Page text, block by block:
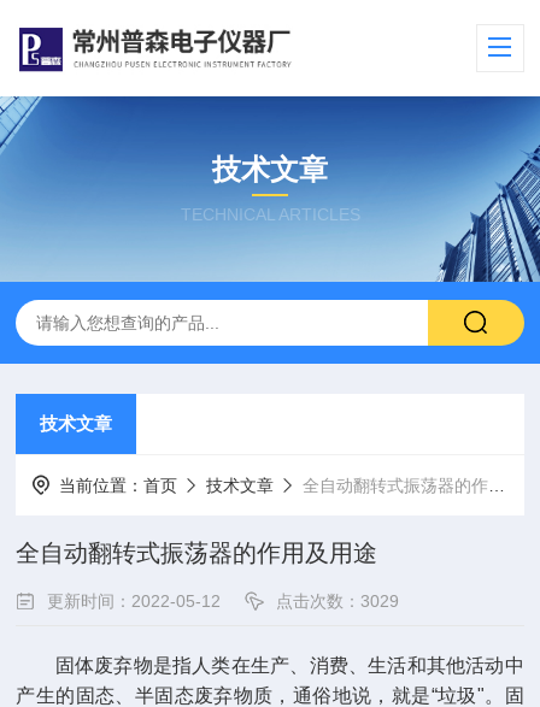
技术文章
TECHNICAL ARTICLES
技术文章
当前位置：首页 技术文章 全自动翻转式振荡器的作用及用途
全自动翻转式振荡器的作用及用途
更新时间：2022-05-12 点击次数：3029
固体废弃物是指人类在生产、消费、生活和其他活动中
产生的固态、半固态废弃物质，通俗地说，就是“垃圾"。固